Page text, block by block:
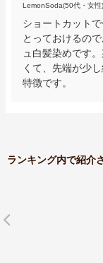
LemonSoda(50代・女性)
ショートカット
とっておけるの
ュ白髪染めです
くて、先端が少
特徴です。
ランキング内で紹介